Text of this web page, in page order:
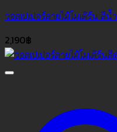
วอลเปเปอร์ลายไม้โมเดิร์น สี
2,190฿